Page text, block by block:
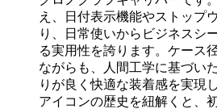
え、日付表示機能やストップ
り、日常使いからビジネスシ
る実用性を誇ります。ケース
ながらも、人間工学に基づい
りが良く快適な装着感を実現
アイコンの歴史を紐解くと、